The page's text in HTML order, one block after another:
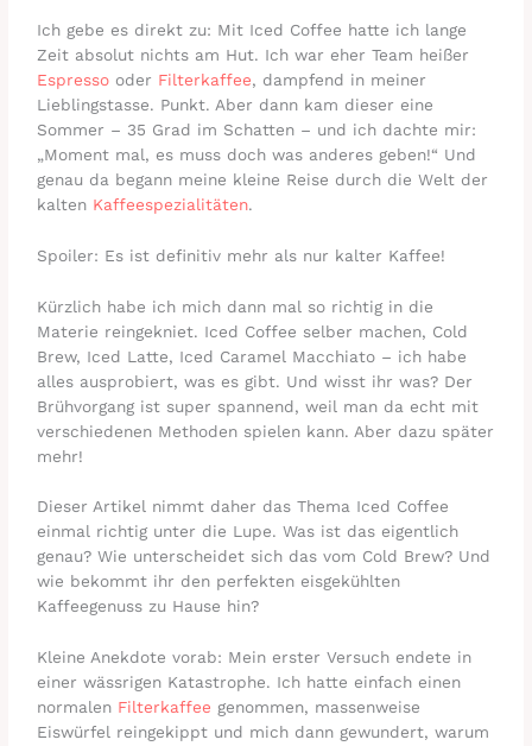
Ich gebe es direkt zu: Mit Iced Coffee hatte ich lange
Zeit absolut nichts am Hut. Ich war eher Team heißer
Espresso oder Filterkaffee, dampfend in meiner
Lieblingstasse. Punkt. Aber dann kam dieser eine
Sommer – 35 Grad im Schatten – und ich dachte mir:
„Moment mal, es muss doch was anderes geben!“ Und
genau da begann meine kleine Reise durch die Welt der
kalten Kaffeespezialitäten.
Spoiler: Es ist definitiv mehr als nur kalter Kaffee!
Kürzlich habe ich mich dann mal so richtig in die
Materie reingekniet. Iced Coffee selber machen, Cold
Brew, Iced Latte, Iced Caramel Macchiato – ich habe
alles ausprobiert, was es gibt. Und wisst ihr was? Der
Brühvorgang ist super spannend, weil man da echt mit
verschiedenen Methoden spielen kann. Aber dazu später
mehr!
Dieser Artikel nimmt daher das Thema Iced Coffee
einmal richtig unter die Lupe. Was ist das eigentlich
genau? Wie unterscheidet sich das vom Cold Brew? Und
wie bekommt ihr den perfekten eisgekühlten
Kaffeegenuss zu Hause hin?
Kleine Anekdote vorab: Mein erster Versuch endete in
einer wässrigen Katastrophe. Ich hatte einfach einen
normalen Filterkaffee genommen, massenweise
Eiswürfel reingekippt und mich dann gewundert, warum